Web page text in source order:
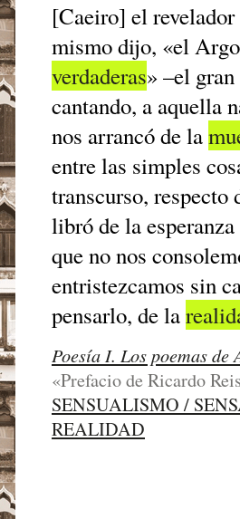
[Caeiro] el
mismo dijo, «el
verdaderas» –el
cantando, a aquella
nos arrancó de la
entre las simples
transcurso,
libró de la
que no nos
entristezcamos sin
pensarlo, de la
Poesía I. Los poemas
«Prefacio de Ricardo
SENSUALISMO /
REALIDAD